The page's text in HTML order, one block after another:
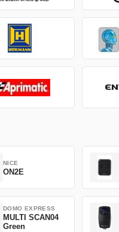
NICE
ON2E
DOMO EXPRESS
MULTI SCAN04
Green